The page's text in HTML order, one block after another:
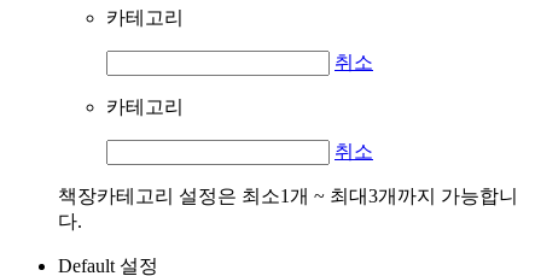
카테고리
취소
카테고리
취소
책장카테고리 설정은 최소1개 ~ 최대3개까지 가능합니
다.
Default 설정